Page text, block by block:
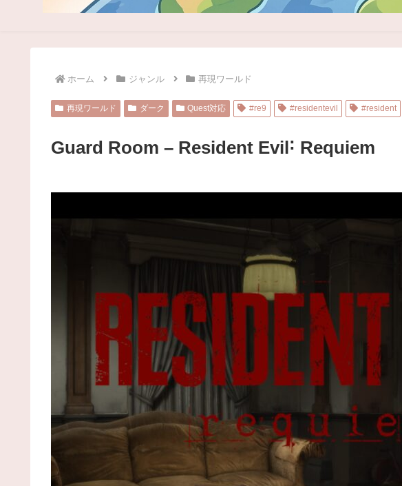
ホーム ジャンル 再現ワールド
再現ワールド ダーク Quest対応 #re9 #residentevil #resident
Guard Room – Resident Evil˸ Requiem